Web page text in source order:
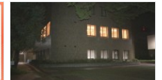
い 無職の男（35）を逮
捕 少女に“パパ活”斡旋繰
り返したか 警視庁